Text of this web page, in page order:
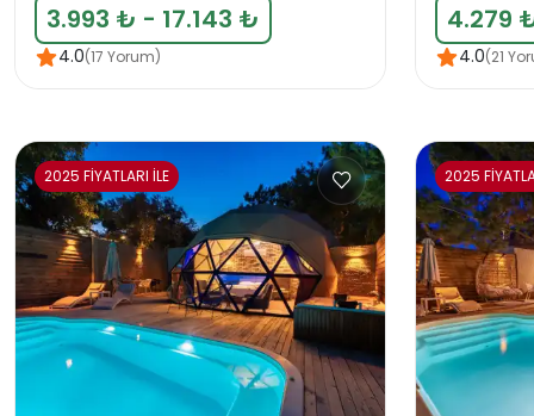
3.993 ₺ - 17.143 ₺
4.0(17 Yorum)
4.279
4.0(21
2025 FİYATLARI İLE 2025